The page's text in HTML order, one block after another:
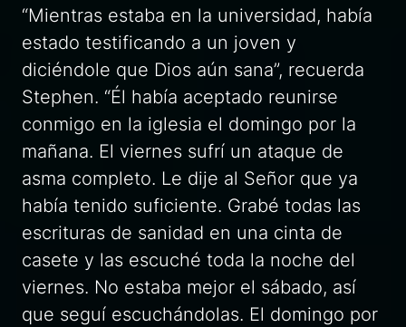
“Mientras estaba en la universidad, había
estado testificando a un joven y
diciéndole que Dios aún sana”, recuerda
Stephen. “Él había aceptado reunirse
conmigo en la iglesia el domingo por la
mañana. El viernes sufrí un ataque de
asma completo. Le dije al Señor que ya
había tenido suficiente. Grabé todas las
escrituras de sanidad en una cinta de
casete y las escuché toda la noche del
viernes. No estaba mejor el sábado, así
que seguí escuchándolas. El domingo por